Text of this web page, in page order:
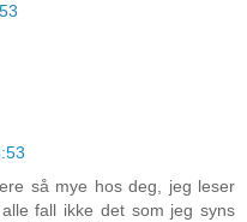
så mye hos deg, jeg leser
fall ikke det som jeg syns